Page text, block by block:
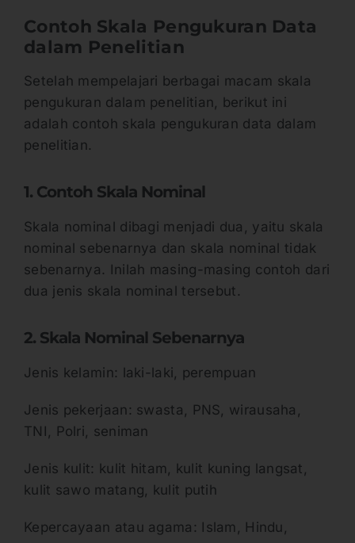
Contoh Skala Pengukuran Data
dalam Penelitian
Setelah mempelajari berbagai macam skala
pengukuran dalam penelitian, berikut ini
adalah contoh skala pengukuran data dalam
penelitian.
1. Contoh Skala Nominal
Skala nominal dibagi menjadi dua, yaitu skala
nominal sebenarnya dan skala nominal tidak
sebenarnya. Inilah masing-masing contoh dari
dua jenis skala nominal tersebut.
2. Skala Nominal Sebenarnya
Jenis kelamin: laki-laki, perempuan
Jenis pekerjaan: swasta, PNS, wirausaha,
TNI, Polri, seniman
Jenis kulit: kulit hitam, kulit kuning langsat,
kulit sawo matang, kulit putih
Kepercayaan atau agama: Islam, Hindu,